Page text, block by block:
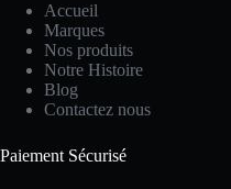
Accueil
Marques
Nos produits
Notre Histoire
Blog
Contactez nous
Paiement Sécurisé